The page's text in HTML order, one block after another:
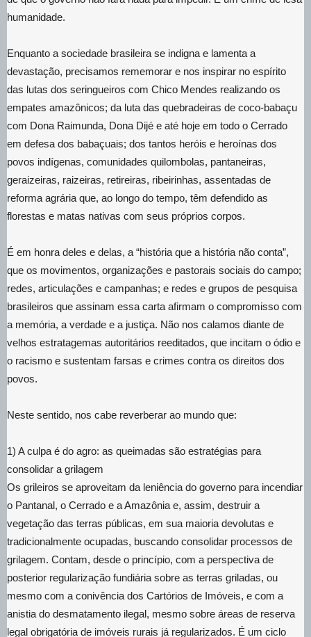
humanidade.
Enquanto a sociedade brasileira se indigna e lamenta a
devastação, precisamos rememorar e nos inspirar no espírito
das lutas dos seringueiros com Chico Mendes realizando os
empates amazônicos; da luta das quebradeiras de coco-babaçu
com Dona Raimunda, Dona Dijé e até hoje em todo o Cerrado
em defesa dos babaçuais; dos tantos heróis e heroínas dos
povos indígenas, comunidades quilombolas, pantaneiras,
geraizeiras, raizeiras, retireiras, ribeirinhas, assentadas de
reforma agrária que, ao longo do tempo, têm defendido as
florestas e matas nativas com seus próprios corpos.
É em honra deles e delas, a “história que a história não conta”,
que os movimentos, organizações e pastorais sociais do campo;
redes, articulações e campanhas; e redes e grupos de pesquisa
brasileiros que assinam essa carta afirmam o compromisso com
a memória, a verdade e a justiça. Não nos calamos diante de
velhos estratagemas autoritários reeditados, que incitam o ódio e
o racismo e sustentam farsas e crimes contra os direitos dos
povos.
Neste sentido, nos cabe reverberar ao mundo que:
1) A culpa é do agro: as queimadas são estratégias para
consolidar a grilagem
Os grileiros se aproveitam da leniência do governo para incendiar
o Pantanal, o Cerrado e a Amazônia e, assim, destruir a
vegetação das terras públicas, em sua maioria devolutas e
tradicionalmente ocupadas, buscando consolidar processos de
grilagem. Contam, desde o princípio, com a perspectiva de
posterior regularização fundiária sobre as terras griladas, ou
mesmo com a conivência dos Cartórios de Imóveis, e com a
anistia do desmatamento ilegal, mesmo sobre áreas de reserva
legal obrigatória de imóveis rurais já regularizados. É um ciclo